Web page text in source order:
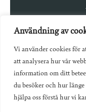
Användning av
Vi använder cookies för
att analysera hur vår
information om ditt
du besöker och hur
hjälpa oss förstå hur vi